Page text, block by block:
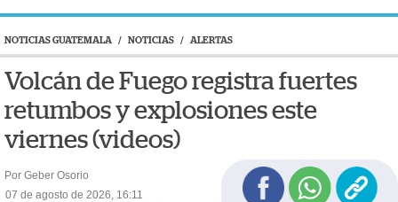
NOTICIAS GUATEMALA / NOTICIAS / ALERTAS
Volcán de Fuego registra fuertes
retumbos y explosiones este
viernes (videos)
Por Geber Osorio
07 de agosto de 2026, 16:11